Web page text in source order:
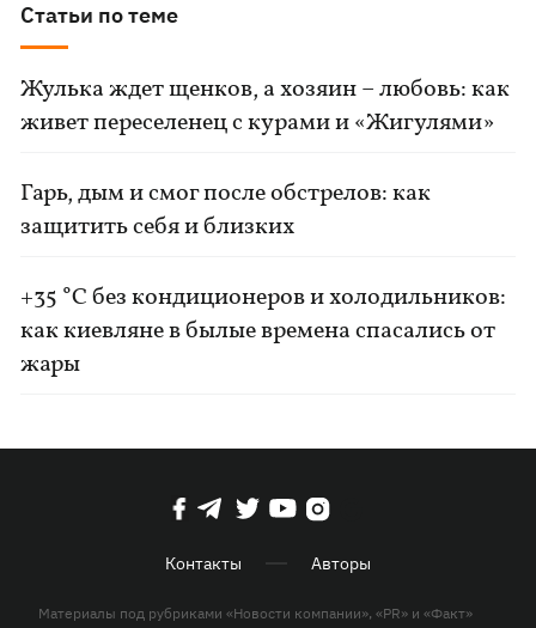
Статьи по теме
Жулька ждет щенков, а хозяин – любовь: как
живет переселенец с курами и «Жигулями»
Гарь, дым и смог после обстрелов: как
защитить себя и близких
+35 °C без кондиционеров и холодильников:
как киевляне в былые времена спасались от
жары
Контакты Авторы
Материалы под рубриками «Новости компании», «PR» и «Факт»